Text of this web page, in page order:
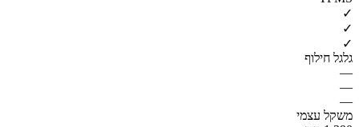
✓
✓
✓
גלגל חילוף
—
—
—
משקל עצמי